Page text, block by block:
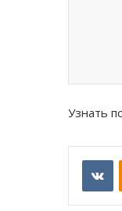
Узнать
VKontakte